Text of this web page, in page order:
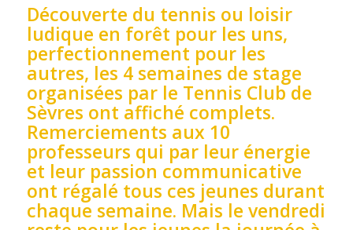
Découverte du tennis ou loisir
ludique en forêt pour les uns,
perfectionnement pour les
autres, les 4 semaines de stage
organisées par le Tennis Club de
Sèvres ont affiché complets.
Remerciements aux 10
professeurs qui par leur énergie
et leur passion communicative
ont régalé tous ces jeunes durant
chaque semaine. Mais le vendredi